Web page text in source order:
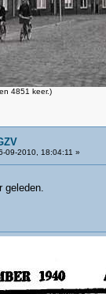
4851 keer.)
09-2010, 18:04:11 »
geleden.